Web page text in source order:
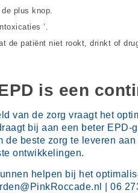
plus knop.
’.
de patiënt niet rookt, drinkt of
is een
van de zorg vraagt het
bij aan een beter
de beste zorg te leveren
ontwikkelingen.
helpen bij het
| 06